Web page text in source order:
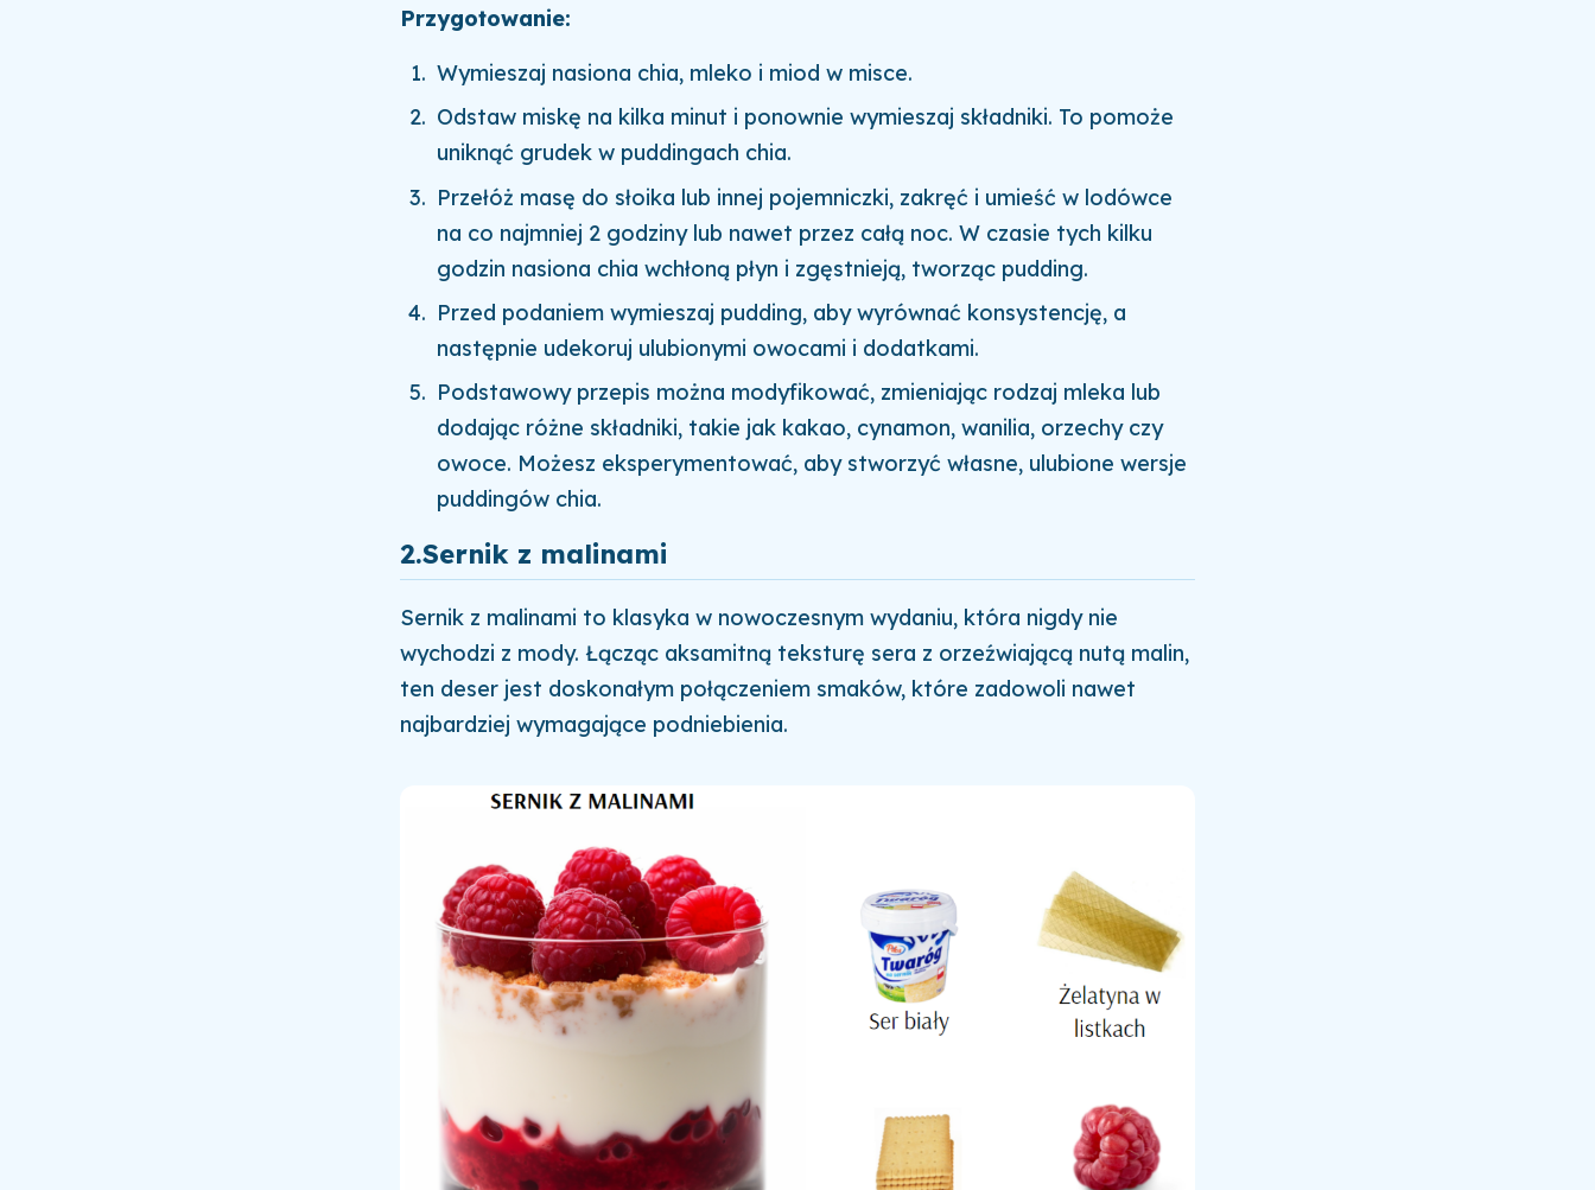
Przygotowanie:
Wymieszaj nasiona chia, mleko i miod w misce.
Odstaw miskę na kilka minut i ponownie wymieszaj składniki. To pomoże
uniknąć grudek w puddingach chia.
Przełóż masę do słoika lub innej pojemniczki, zakręć i umieść w lodówce
na co najmniej 2 godziny lub nawet przez całą noc. W czasie tych kilku
godzin nasiona chia wchłoną płyn i zgęstnieją, tworząc pudding.
Przed podaniem wymieszaj pudding, aby wyrównać konsystencję, a
następnie udekoruj ulubionymi owocami i dodatkami.
Podstawowy przepis można modyfikować, zmieniając rodzaj mleka lub
dodając różne składniki, takie jak kakao, cynamon, wanilia, orzechy czy
owoce. Możesz eksperymentować, aby stworzyć własne, ulubione wersje
puddingów chia.
2.Sernik z malinami
Sernik z malinami to klasyka w nowoczesnym wydaniu, która nigdy nie
wychodzi z mody. Łącząc aksamitną teksturę sera z orzeźwiającą nutą malin,
ten deser jest doskonałym połączeniem smaków, które zadowoli nawet
najbardziej wymagające podniebienia.